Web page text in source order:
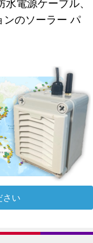
電源ケーブル、
ンのソーラー パ
さい